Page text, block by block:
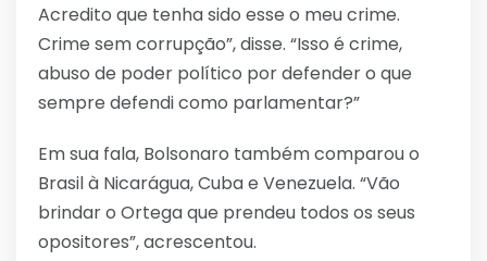
Acredito que tenha sido esse o meu crime.
Crime sem corrupção”, disse. “Isso é crime,
abuso de poder político por defender o que
sempre defendi como parlamentar?”
Em sua fala, Bolsonaro também comparou o
Brasil à Nicarágua, Cuba e Venezuela. “Vão
brindar o Ortega que prendeu todos os seus
opositores”, acrescentou.